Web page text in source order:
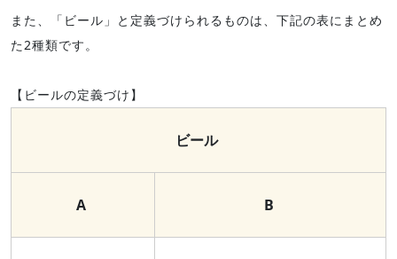
また、「ビール」と定義づけられるものは、下記の表にまとめ
た2種類です。
【ビールの定義づけ】
ビール
A B